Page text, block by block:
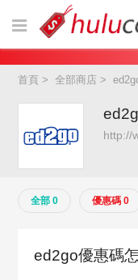
首頁 >全部商店 >
http://
全部 0 優惠碼 0
ed2go優惠碼